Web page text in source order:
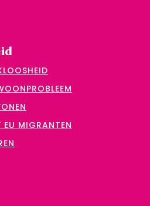
EU MIGRANTEN